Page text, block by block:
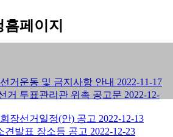
페이지
거운동 및 금지사항 안내 2022-11-17
거 투표관리관 위촉 공고문 2022-12-
장선거일정(안) 공고 2022-12-13
견발표 장소등 공고 2022-12-23